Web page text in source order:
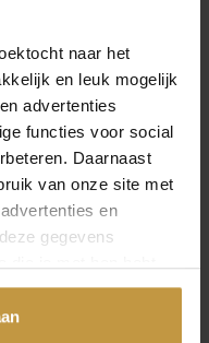
naar het
en leuk mogelijk
advertenties
functies voor social
Daarnaast
van onze site met
en
gegevens
via jouw gebruik van
DESIGN
€ 219,00
DESIGN 1303
PRO HORLOGE
BLAUW
Direct leverbaar, 1